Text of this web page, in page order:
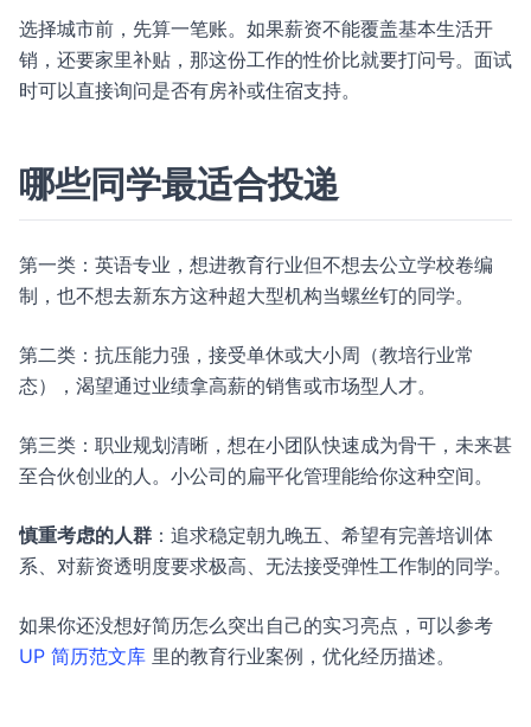
选择城市前，先算一笔账。如果薪资不能覆盖基本生活开
销，还要家里补贴，那这份工作的性价比就要打问号。面试
时可以直接询问是否有房补或住宿支持。
哪些同学最适合投递
第一类：英语专业，想进教育行业但不想去公立学校卷编
制，也不想去新东方这种超大型机构当螺丝钉的同学。
第二类：抗压能力强，接受单休或大小周（教培行业常
态），渴望通过业绩拿高薪的销售或市场型人才。
第三类：职业规划清晰，想在小团队快速成为骨干，未来甚
至合伙创业的人。小公司的扁平化管理能给你这种空间。
慎重考虑的人群 ：追求稳定朝九晚五、希望有完善培训体
系、对薪资透明度要求极高、无法接受弹性工作制的同学。
如果你还没想好简历怎么突出自己的实习亮点，可以参考
UP 简历范文库 里的教育行业案例，优化经历描述。